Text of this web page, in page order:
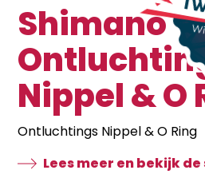
Shimano
Nippel & O
Ontluchtings Nippel & O Ring
Lees meer en bekijk